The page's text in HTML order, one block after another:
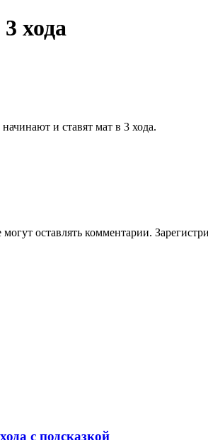
хода
и ставят мат в 3 хода.
оставлять комментарии.
с подсказкой